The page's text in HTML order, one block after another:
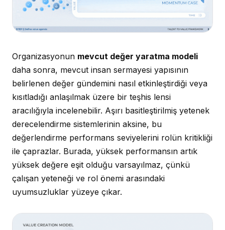
Organizasyonun mevcut değer yaratma modeli
daha sonra, mevcut insan sermayesi yapısının
belirlenen değer gündemini nasıl etkinleştirdiği veya
kısıtladığı anlaşılmak üzere bir teşhis lensi
aracılığıyla incelenebilir. Aşırı basitleştirilmiş yetenek
derecelendirme sistemlerinin aksine, bu
değerlendirme performans seviyelerini rolün kritikliği
ile çaprazlar. Burada, yüksek performansın artık
yüksek değere eşit olduğu varsayılmaz, çünkü
çalışan yeteneği ve rol önemi arasındaki
uyumsuzluklar yüzeye çıkar.